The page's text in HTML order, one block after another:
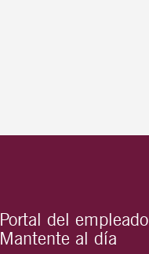
Portal del empleado
Mantente al día